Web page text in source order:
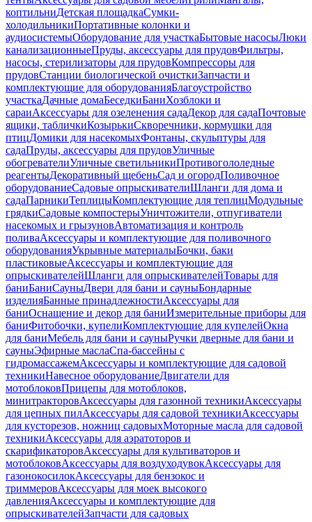
коптильниДетская площадкаСумки-
холодильникиПортативные колонки и
аудиосистемыОборудование для участкаБытовые насосыЛюки
канализационныеПруды, аксессуары для прудовФильтры,
насосы, стерилизаторы для прудовКомпрессоры для
прудовСтанции биологической очисткиЗапчасти и
комплектующие для оборудованияБлагоустройство
участкаДачные домаБеседкиБаниХозблоки и
сараиАксессуары для озеленения садаДекор для садаПочтовые
ящики, табличкиКозырькиСкворечники, кормушки для
птицДомики для насекомыхФонтаны, скульптуры для
садаПруды, аксессуары для прудовУличные
обогревателиУличные светильникиПротивогололедные
реагентыДекоративный щебеньСад и огородПоливочное
оборудованиеСадовые опрыскивателиШланги для дома и
садаПарникиТеплицыКомплектующие для теплицМодульные
грядкиСадовые компостерыУничтожители, отпугиватели
насекомых и грызуновАвтоматизация и контроль
поливаАксессуары и комплектующие для поливочного
оборудованияУкрывные материалыБочки, баки
пластиковыеАксессуары и комплектующие для
опрыскивателейШланги для опрыскивателейТовары для
баниБаниСауныДвери для бани и сауныБондарные
изделияБанные принадлежностиАксессуары для
баниОснащение и декор для баниИзмерительные приборы для
баниФитобочки, купелиКомплектующие для купелейОкна
для баниМебель для бани и сауныРучки дверные для бани и
сауныЭфирные маслаСпа-бассейны с
гидромассажемАксессуары и комплектующие для садовой
техникиНавесное оборудованиеДвигатели для
мотоблоковПрицепы для мотоблоков,
минитракторовАксессуары для газонной техникиАксессуары
для цепных пилАксессуары для садовой техникиАксессуары
для кусторезов, ножниц садовыхМоторные масла для садовой
техникиАксессуары для аэратоторов и
скарификаторовАксессуары для культиваторов и
мотоблоковАксессуары для воздуходувокАксессуары для
газонокосилокАксессуары для бензокос и
триммеровАксессуары для моек высокого
давленияАксессуары и комплектующие для
опрыскивателейЗапчасти для садовых